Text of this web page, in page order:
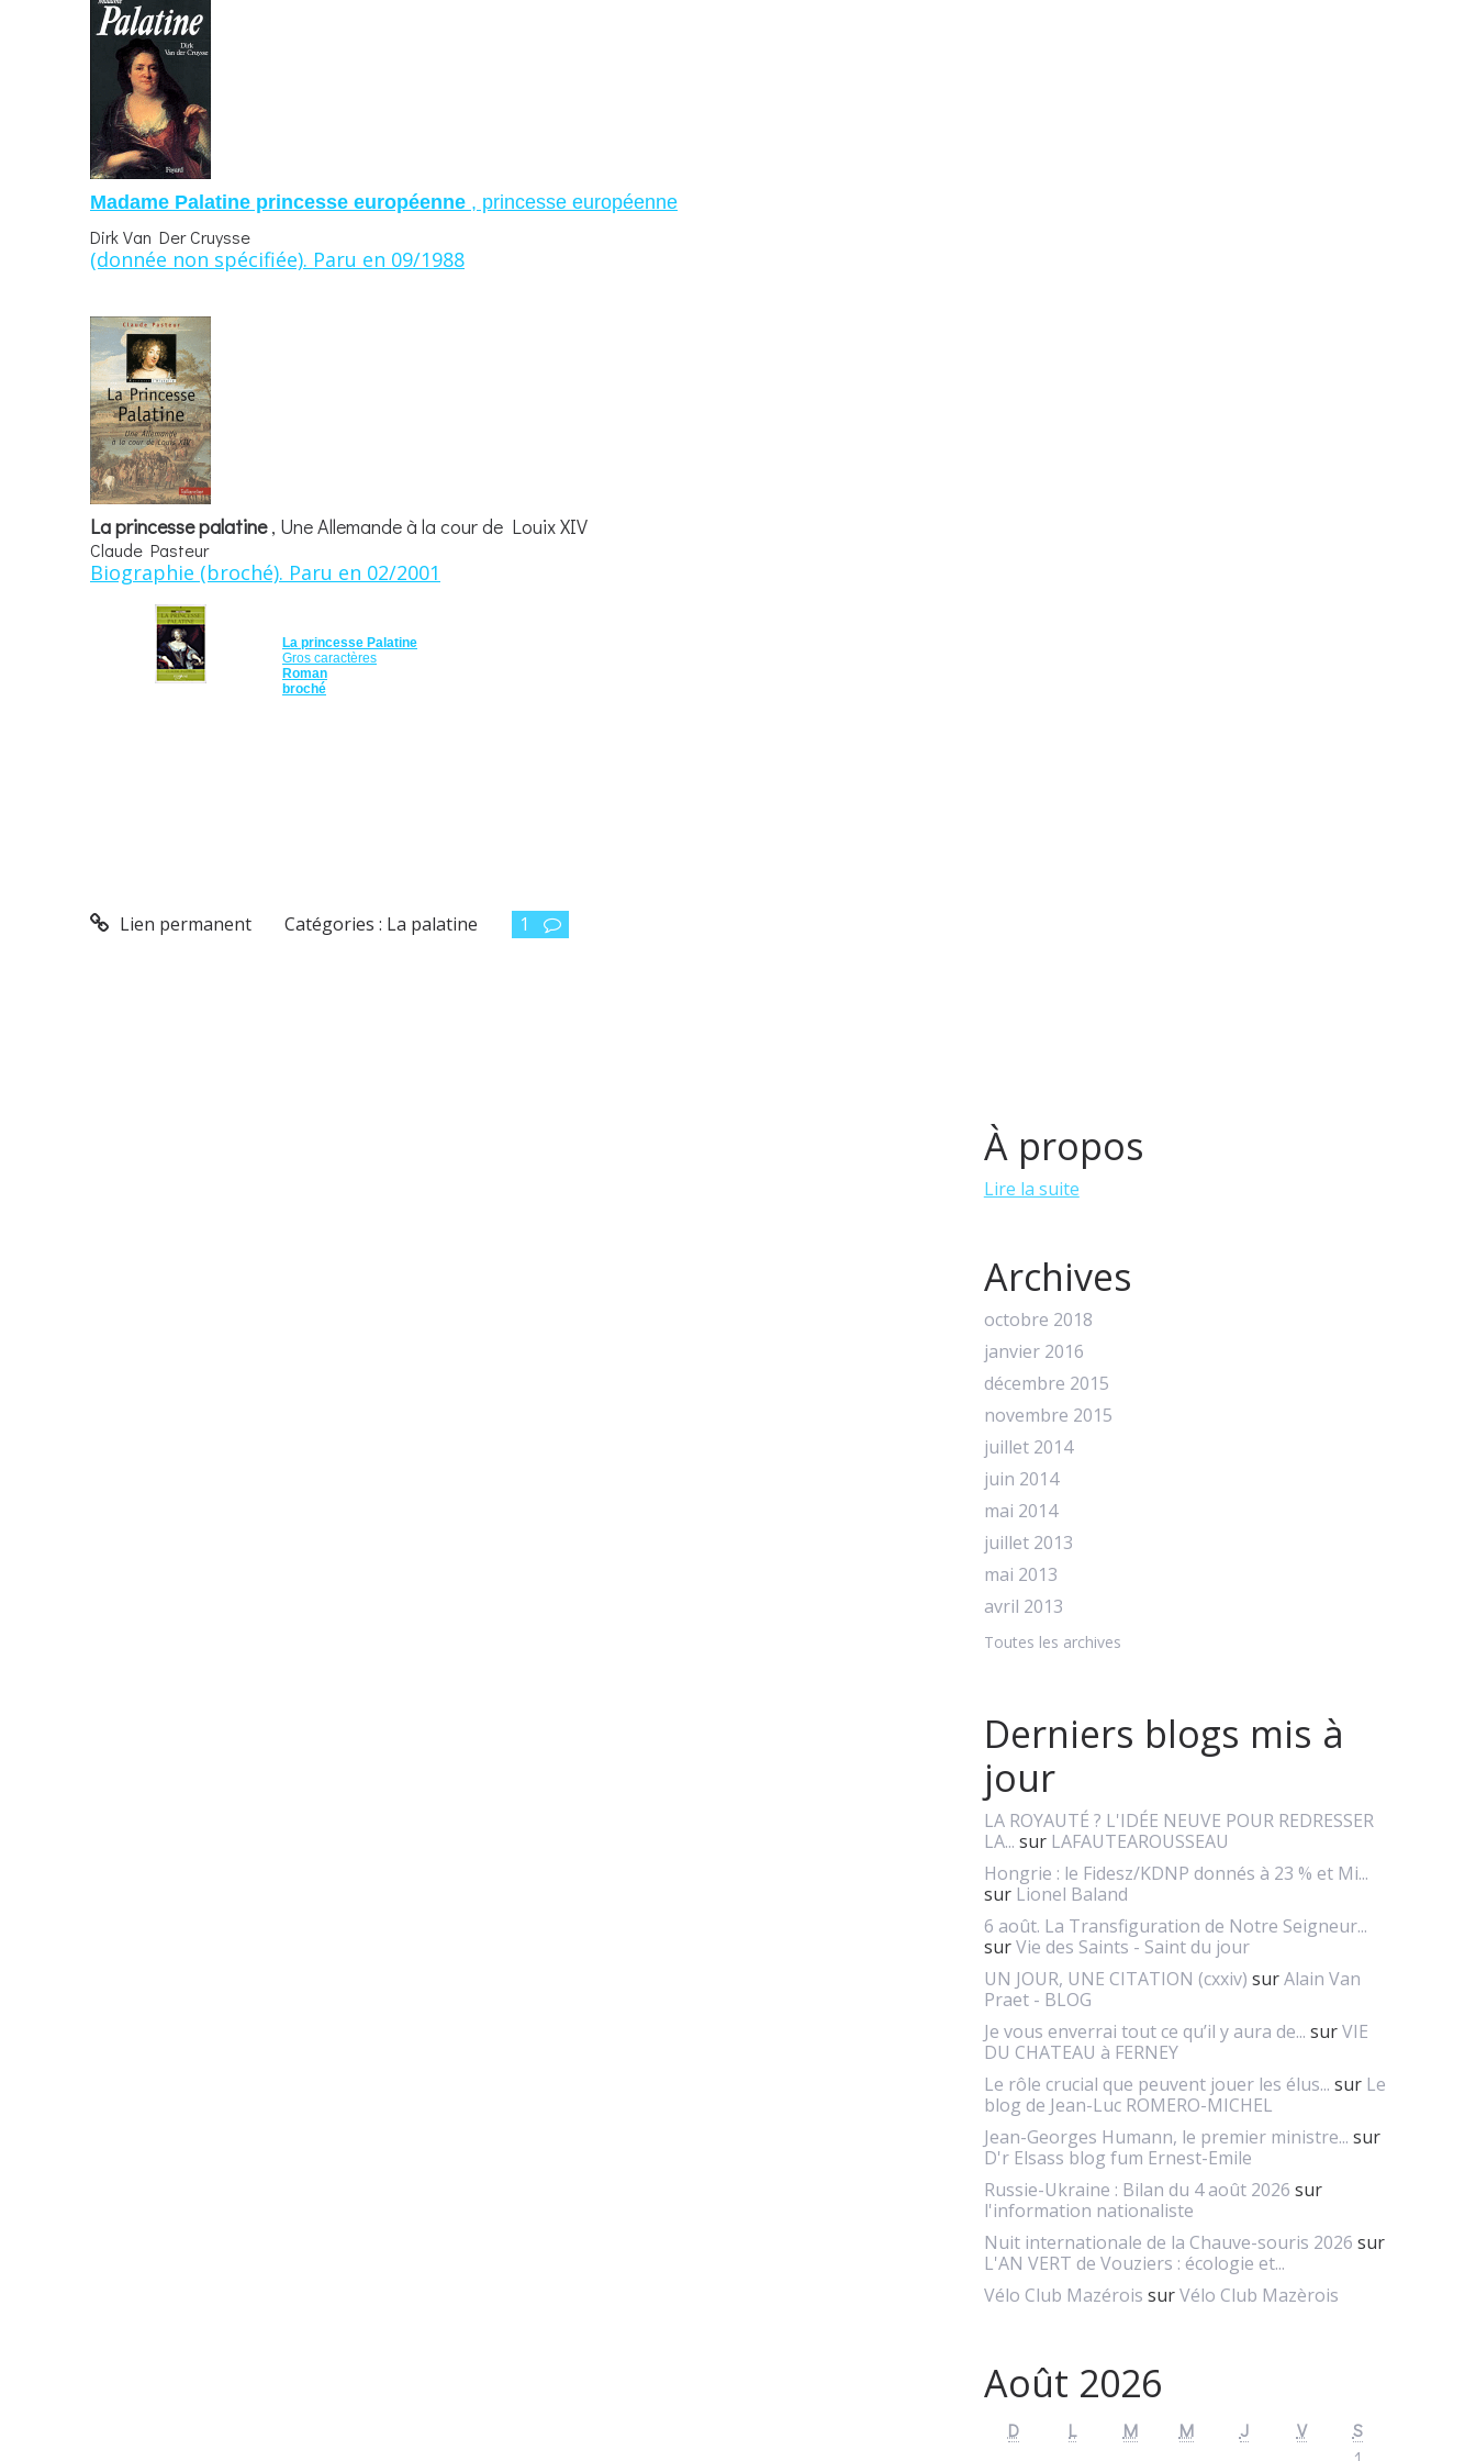
Madame Palatine princesse européenne , princesse européenne
Dirk Van Der Cruysse
(donnée non spécifiée). Paru en 09/1988
La princesse palatine, Une Allemande à la cour de Louix XIV
Claude Pasteur
Biographie (broché). Paru en 02/2001
La princesse Palatine
Gros caractères
Roman
broché
Lien permanent Catégories : La palatine 1
À propos
Lire la suite
Archives
octobre 2018
janvier 2016
décembre 2015
novembre 2015
juillet 2014
juin 2014
mai 2014
juillet 2013
mai 2013
avril 2013
Toutes les archives
Derniers blogs mis à
jour
LA ROYAUTÉ ? L'IDÉE NEUVE POUR REDRESSER
LA... sur LAFAUTEAROUSSEAU
Hongrie : le Fidesz/KDNP donnés à 23 % et Mi...
sur Lionel Baland
6 août. La Transfiguration de Notre Seigneur...
surVie des Saints - Saint du jour
UN JOUR, UNE CITATION (cxxiv) surAlain Van
Praet - BLOG
Je vous enverrai tout ce qu’il y aura de... surVIE
DU CHATEAU à FERNEY
Le rôle crucial que peuvent jouer les élus... sur Le
blog de Jean-Luc ROMERO-MICHEL
Jean-Georges Humann, le premier ministre... sur
D'r Elsass blog fum Ernest-Emile
Russie-Ukraine : Bilan du 4 août 2026 sur
l'information nationaliste
Nuit internationale de la Chauve-souris 2026 sur
L'AN VERT de Vouziers : écologie et...
Vélo Club Mazérois surVélo Club Mazèrois
Août 2026
D L M M J V
S